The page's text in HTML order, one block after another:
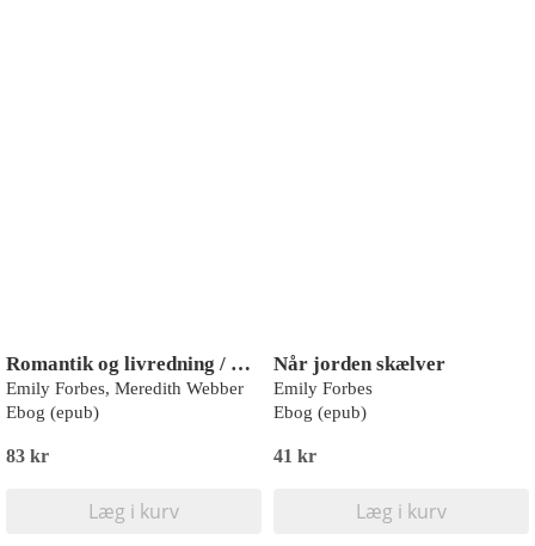
Romantik og livredning / Lykkens amulet
Emily Forbes, Meredith Webber
Ebog (epub)
83 kr
Læg i kurv
Når jorden skælver
Emily Forbes
Ebog (epub)
41 kr
Læg i kurv